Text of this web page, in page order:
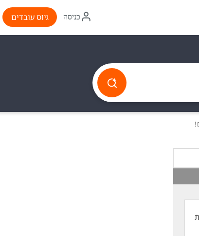
איקון
התחברות
כניסה גיוס עובדים